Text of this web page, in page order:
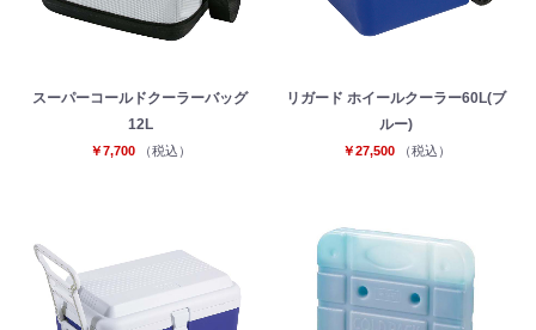
スーパーコールドクーラーバッグ
12L
￥7,700 （税込）
リガード ホイールクーラー60L(ブ
ルー)
￥27,500 （税込）